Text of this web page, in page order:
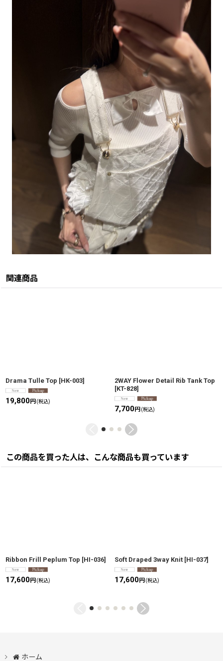
関連商品
Drama Tulle Top [HK-003]
19,800円(税込)
2WAY Flower Detail Rib Tank Top
[KT-828]
7,700円(税込)
この商品を買った人は、こんな商品も買っています
Ribbon Frill Peplum Top [HI-036]
17,600円(税込)
Soft Draped 3way Knit [HI-037]
17,600円(税込)
ホーム